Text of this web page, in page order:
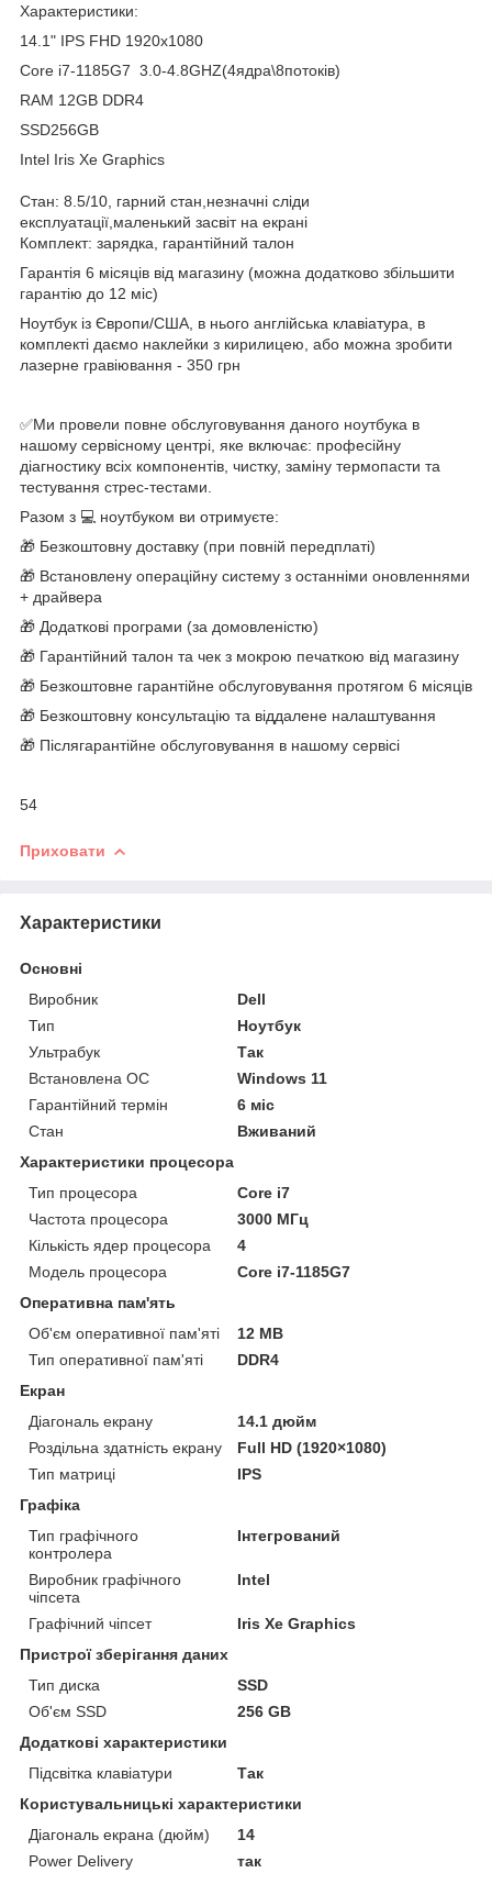
Характеристики:
14.1" IPS FHD 1920x1080
Core i7-1185G7 3.0-4.8GHZ(4ядра\8потоків)
RAM 12GB DDR4
SSD256GB
Intel Iris Xe Graphics
Стан: 8.5/10, гарний стан,незначні сліди
експлуатації,маленький засвіт на екрані
Комплект: зарядка, гарантійний талон
Гарантія 6 місяців від магазину (можна додатково збільшити
гарантію до 12 міс)
Ноутбук із Європи/США, в нього англійська клавіатура, в
комплекті даємо наклейки з кирилицею, або можна зробити
лазерне гравіювання - 350 грн
✅Ми провели повне обслуговування даного ноутбука в
нашому сервісному центрі, яке включає: професійну
діагностику всіх компонентів, чистку, заміну термопасти та
тестування стрес-тестами.
Разом з 💻 ноутбуком ви отримуєте:
🎁 Безкоштовну доставку (при повній передплаті)
🎁 Встановлену операційну систему з останніми оновленнями
+ драйвера
🎁 Додаткові програми (за домовленістю)
🎁 Гарантійний талон та чек з мокрою печаткою від магазину
🎁 Безкоштовне гарантійне обслуговування протягом 6 місяців
🎁 Безкоштовну консультацію та віддалене налаштування
🎁 Післягарантійне обслуговування в нашому сервісі
54
Приховати
Характеристики
Основні
Виробник
Dell
Тип
Ноутбук
Ультрабук
Так
Встановлена ОС
Windows 11
Гарантійний термін
6 міс
Стан
Вживаний
Характеристики процесора
Тип процесора
Core i7
Частота процесора
3000 МГц
Кількість ядер процесора
4
Модель процесора
Core i7-1185G7
Оперативна пам'ять
Об'єм оперативної пам'яті
12 MB
Тип оперативної пам'яті
DDR4
Екран
Діагональ екрану
14.1 дюйм
Роздільна здатність екрану
Full HD (1920×1080)
Тип матриці
IPS
Графіка
Тип графічного
контролера
Інтегрований
Виробник графічного
чіпсета
Intel
Графічний чіпсет
Iris Xe Graphics
Пристрої зберігання даних
Тип диска
SSD
Об'єм SSD
256 GB
Додаткові характеристики
Підсвітка клавіатури
Так
Користувальницькі характеристики
Діагональ екрана (дюйм)
14
Power Delivery
так